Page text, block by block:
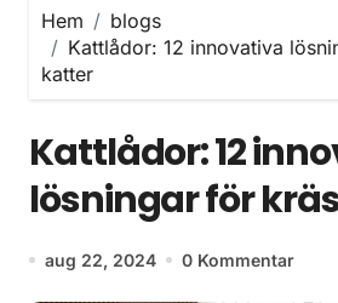
Hem
blogs
Kattlådor: 12 innovativa
katter
Kattlådor: 12
lösningar för
aug 22, 2024 0 Kommentar